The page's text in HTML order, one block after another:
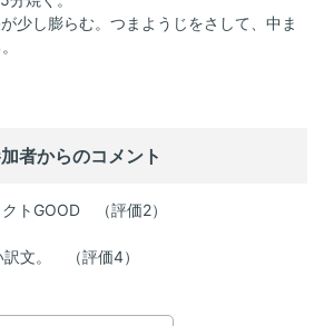
少し膨らむ。つまようじをさして、中ま
者からのコメント
トGOOD （評価2）
訳文。 （評価4）